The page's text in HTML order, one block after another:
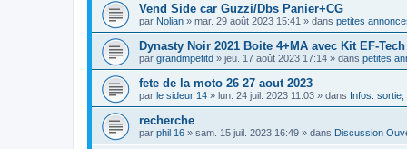
Vend Side car Guzzi/Dbs Panier+CG
par Nolian » mar. 29 août 2023 15:41 » dans petites
Dynasty Noir 2021 Boite 4+MA avec Kit EF-
par grandmpetitd » jeu. 17 août 2023 17:14 » dans petites
fete de la moto 26 27 aout 2023
par le sideur 14 » lun. 24 juil. 2023 11:03 » dans Infos: sortie,
recherche
par phil 16 » sam. 15 juil. 2023 16:49 » dans Discussion